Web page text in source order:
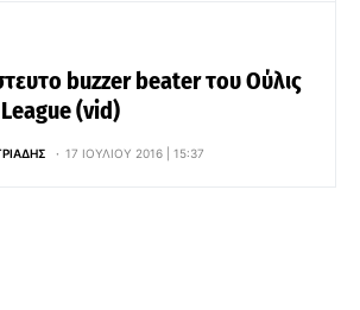
buzzer beater του Ούλις
(vid)
17 ΙΟΥΛΊΟΥ 2016 | 15:37